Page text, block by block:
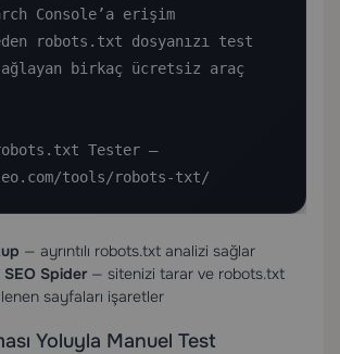
Console’a erişim
robots.txt dosyanızı test
birkaç ücretsiz araç
Tester —
tools/robots-txt/
— ayrıntılı robots.txt analizi sağlar
Spider— sitenizi tarar ve robots.txt
sayfaları işaretler
Yoluyla Manuel Test